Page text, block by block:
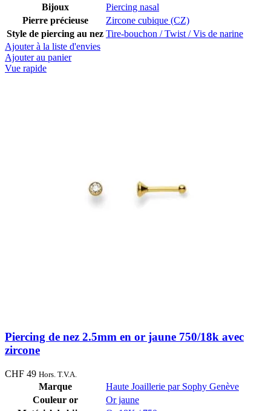
Bijoux
Piercing nasal
Pierre précieuse
Zircone cubique (CZ)
Style de piercing au nez Tire-bouchon / Twist / Vis de narine
Ajouter à la liste d'envies
Ajouter au panier
Vue rapide
Piercing de nez 2.5mm en or jaune 750/18k avec
zircone
CHF 49 Hors. T.V.A.
Marque
Haute Joaillerie par Sophy Genève
Couleur or
Or jaune